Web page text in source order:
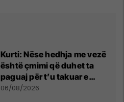
Kurti: Nëse hedhja me vezë
është çmimi që duhet ta
paguaj për t’u takuar e
bashkëbiseduar jam i
06/08/2026